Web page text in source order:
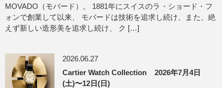
MOVADO（モバード）。 1881年にスイスのラ・ショード・フ
ォンで創業して以来、 モバードは技術を追求し続け、また、絶
えず新しい造形美を追求し続け、 ク […]
2026.06.27
Cartier Watch Collection 2026年7月4日
(土)〜12日(日)